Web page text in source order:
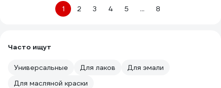
1 2 3 4 5 ... 8
Часто ищут
Универсальные Для лаков
Для эмали
Для масляной краски